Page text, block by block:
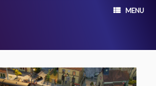
MENU